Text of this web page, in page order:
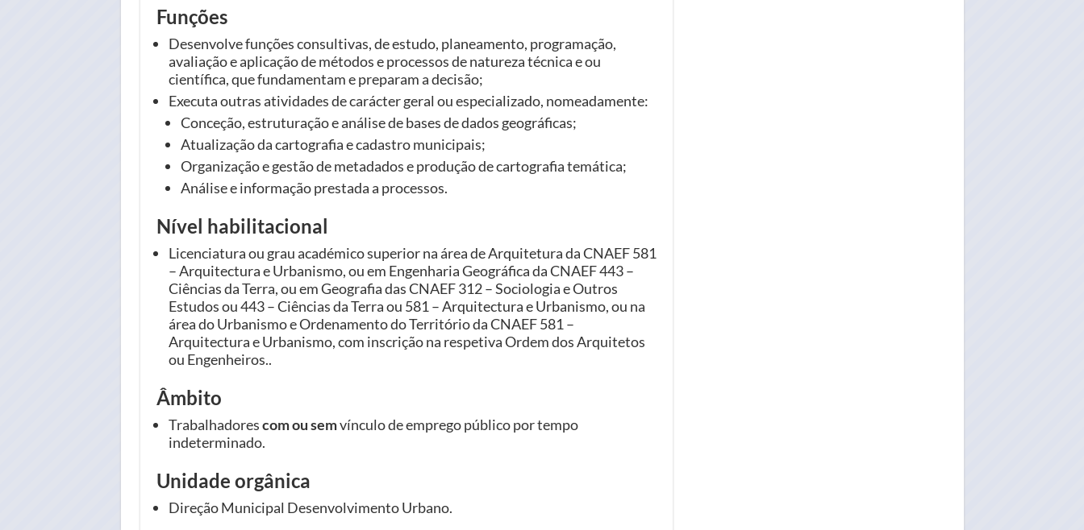
Funções
Desenvolve funções consultivas, de estudo, planeamento, programação,
avaliação e aplicação de métodos e processos de natureza técnica e ou
científica, que fundamentam e preparam a decisão;
Executa outras atividades de carácter geral ou especializado, nomeadamente:
Conceção, estruturação e análise de bases de dados geográficas;
Atualização da cartografia e cadastro municipais;
Organização e gestão de metadados e produção de cartografia temática;
Análise e informação prestada a processos.
Nível habilitacional
Licenciatura ou grau académico superior na área de Arquitetura da CNAEF 581
– Arquitectura e Urbanismo, ou em Engenharia Geográfica da CNAEF 443 –
Ciências da Terra, ou em Geografia das CNAEF 312 – Sociologia e Outros
Estudos ou 443 – Ciências da Terra ou 581 – Arquitectura e Urbanismo, ou na
área do Urbanismo e Ordenamento do Território da CNAEF 581 –
Arquitectura e Urbanismo, com inscrição na respetiva Ordem dos Arquitetos
ou Engenheiros..
Âmbito
Trabalhadorescom ou semvínculo de emprego público por tempo
indeterminado.
Unidade orgânica
Direção Municipal Desenvolvimento Urbano.